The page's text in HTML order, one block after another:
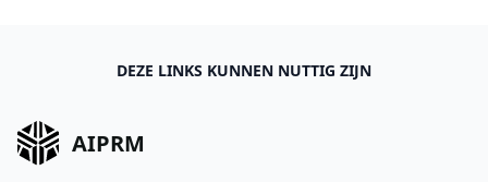
DEZE LINKS KUNNEN NUTTIG ZIJN
AIPRM